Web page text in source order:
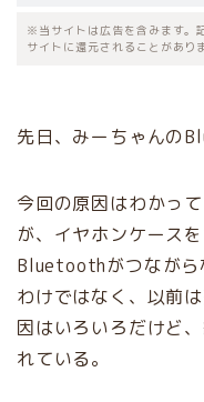
※当サイトは広告を含みます。
サイトに還元されることがあり
先日、みーちゃんの
今回の原因はわかっ
が、イヤホンケース
Bluetoothがつながら
わけではなく、以前
因はいろいろだけど
れている。